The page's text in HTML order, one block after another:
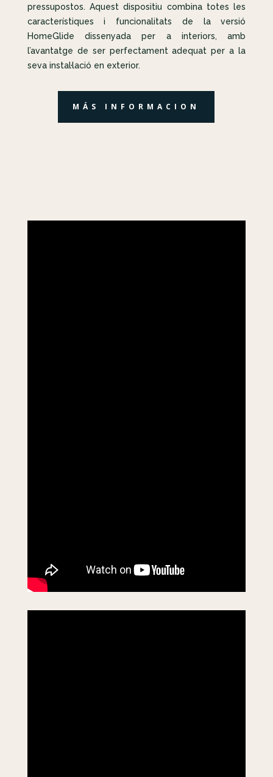
pressupostos. Aquest dispositiu combina totes les
característiques i funcionalitats de la versió
HomeGlide dissenyada per a interiors, amb
l’avantatge de ser perfectament adequat per a la
seva instal·lació en exterior.
MÁS INFORMACION